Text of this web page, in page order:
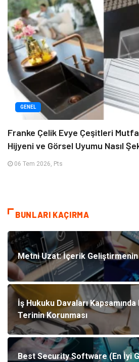
GENEL
Franke Çelik Evye Çeşitleri
Hijyeni ve Görsel Uyumu Nasıl
06 Tem 2026, Pts
BUNLARI KAÇIRMA
Metni Uzat: İçerik Geliştirmenin
İş Hukuku Davaları Kapsamında
Terinin Korunması
Best Security Software (En İyi